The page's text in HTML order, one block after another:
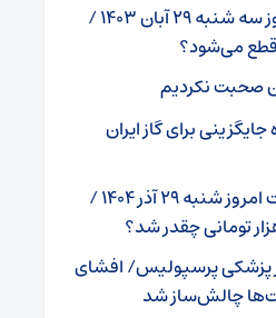
جدول قطع برق روز سه شنبه ۲۹ آبان ۱۴۰۳ /
می‌شود؟
صحبت نکردیم
برای گاز ایران
ارزش سهام عدالت امروز شنبه ۲۹ آذر ۱۴۰۴ /
پزشکی پرسپولیس/ افشای
چالش‌ساز شد